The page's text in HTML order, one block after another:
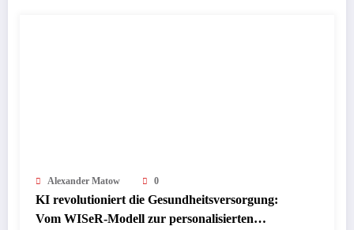
Alexander Matow 0
KI revolutioniert die Gesundheitsversorgung:
Vom WISeR-Modell zur personalisierten